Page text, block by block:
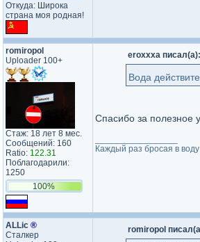
Откуда: Широка
страна моя родная!
romiropol
Uploader 100+
Стаж: 18 лет 8 мес.
Сообщений: 160
Ratio: 122.31
Поблагодарили:
1250
100%
eroxxxa писал(а):
Вода
Спасибо за полезное
Каждый раз бросая в
ALLic ®
Сталкер
romiropol